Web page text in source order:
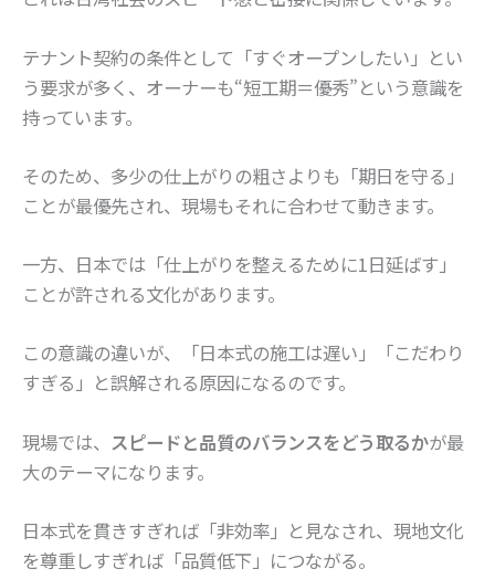
テナント契約の条件として「すぐオープンしたい」とい
う要求が多く、オーナーも“短工期＝優秀”という意識を
持っています。
そのため、多少の仕上がりの粗さよりも「期日を守る」
ことが最優先され、現場もそれに合わせて動きます。
一方、日本では「仕上がりを整えるために1日延ばす」
ことが許される文化があります。
この意識の違いが、「日本式の施工は遅い」「こだわり
すぎる」と誤解される原因になるのです。
現場では、 スピードと品質のバランスをどう取るかが最
大のテーマになります。
日本式を貫きすぎれば「非効率」と見なされ、現地文化
を尊重しすぎれば「品質低下」につながる。